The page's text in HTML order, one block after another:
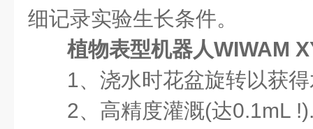
细记录实验生长条件。
植物表型机器人WIWAM
1、浇水时花盆旋转以获
2、高精度灌溉(达0.1mL